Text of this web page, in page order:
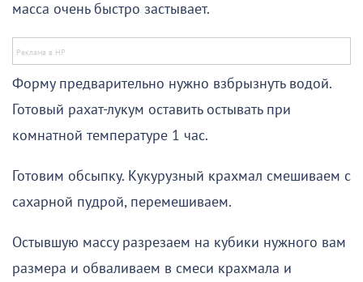
масса очень быстро застывает.
Форму предварительно нужно взбрызнуть водой.
Готовый рахат-лукум оставить остывать при
комнатной температуре 1 час.
Готовим обсыпку. Кукурузный крахмал смешиваем с
сахарной пудрой, перемешиваем.
Остывшую массу разрезаем на кубики нужного вам
размера и обваливаем в смеси крахмала и